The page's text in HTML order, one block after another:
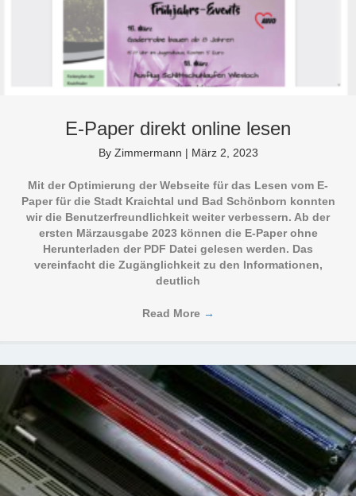
E-Paper direkt online lesen
By Zimmermann | März 2, 2023
Mit der Optimierung der Webseite für das Lesen vom E-
Paper für die Stadt Kraichtal und Bad Schönborn konnten
wir die Benutzerfreundlichkeit weiter verbessern. Ab der
ersten Märzausgabe 2023 können die E-Paper ohne
Herunterladen der PDF Datei gelesen werden. Das
vereinfacht die Zugänglichkeit zu den Informationen,
deutlich
Read More →